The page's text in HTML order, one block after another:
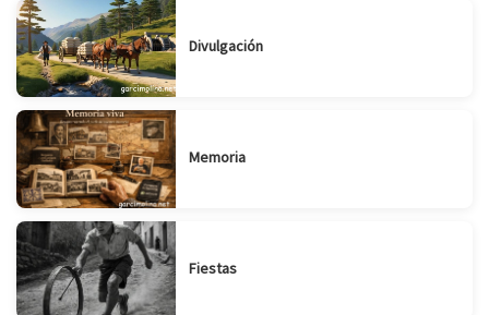
Divulgación
Memoria
Fiestas